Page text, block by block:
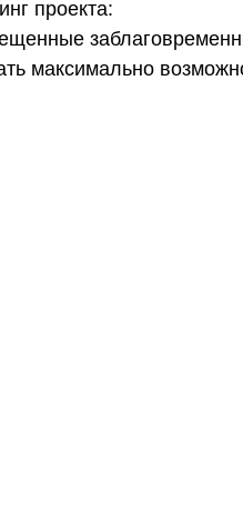
проекта:
максимально